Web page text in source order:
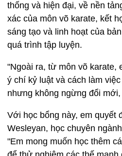
thống và hiện đại, về nền
xác của môn võ karate, kết
sáng tạo và linh hoạt của
quá trình tập luyện.
"Ngoài ra, từ môn võ karate,
ý chí kỷ luật và cách làm
nhưng không ngừng đổi
Với học bổng này, em quyết
Wesleyan, học chuyên
"Em mong muốn học thêm